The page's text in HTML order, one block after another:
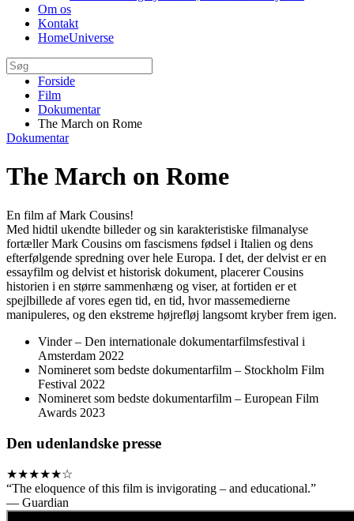
Om os
Kontakt
HomeUniverse
Forside
Film
Dokumentar
The March on Rome
Dokumentar
The March on Rome
En film af Mark Cousins!
Med hidtil ukendte billeder og sin karakteristiske filmanalyse
fortæller Mark Cousins om fascismens fødsel i Italien og dens
efterfølgende spredning over hele Europa. I det, der delvist er en
essayfilm og delvist et historisk dokument, placerer Cousins
historien i en større sammenhæng og viser, at fortiden er et
spejlbillede af vores egen tid, en tid, hvor massemedierne
manipuleres, og den ekstreme højrefløj langsomt kryber frem igen.
Vinder – Den internationale dokumentarfilmsfestival i
Amsterdam 2022
Nomineret som bedste dokumentarfilm – Stockholm Film
Festival 2022
Nomineret som bedste dokumentarfilm – European Film
Awards 2023
Den udenlandske presse
★★★★★☆
“The eloquence of this film is invigorating – and educational.”
— Guardian